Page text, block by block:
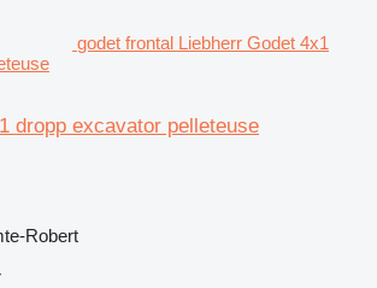
godet frontal Liebherr Godet 4x1
dropp excavator pelleteuse
Robert